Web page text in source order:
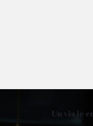
Un viaje